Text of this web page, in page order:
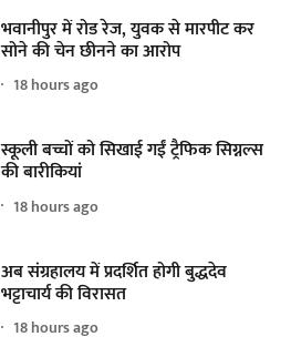
भवानीपुर में रोड रेज, युवक से मारपीट कर
सोने की चेन छीनने का आरोप
18 hours ago
स्कूली बच्चों को सिखाई गईं ट्रैफिक सिग्नल्स
की बारीकियां
18 hours ago
अब संग्रहालय में प्रदर्शित होगी बुद्धदेव
भट्टाचार्य की विरासत
18 hours ago